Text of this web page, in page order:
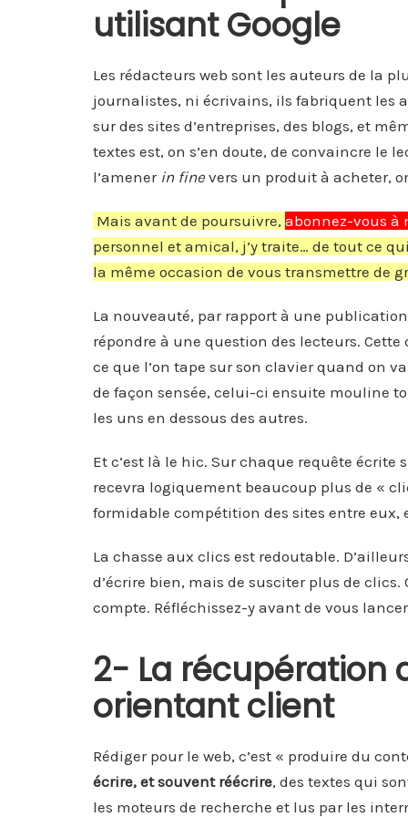
utilisant Google
Les rédacteurs web sont les auteurs de la
journalistes, ni écrivains, ils fabriquent les
sur des sites d’entreprises, des blogs, et
textes est, on s’en doute, de convaincre le
l’amenerin fine vers un produit à acheter,
Mais avant de poursuivre, abonnez-vous à
personnel et amical, j’y traite… de tout ce
la même occasion de vous transmettre de
La nouveauté, par rapport à une
répondre à une question des lecteurs.
ce que l’on tape sur son clavier quand on
de façon sensée, celui-ci ensuite mouline
les uns en dessous des autres.
Et c’est là le hic. Sur chaque requête
recevra logiquement beaucoup plus de «
formidable compétition des sites entre
La chasse aux clics est redoutable.
d’écrire bien, mais de susciter plus de clics.
compte. Réfléchissez-y avant de vous
2- La récupération
orientant client
Rédiger pour le web, c’est « produire du
écrire, et souvent réécrire, des textes qui
les moteurs de recherche et lus par les